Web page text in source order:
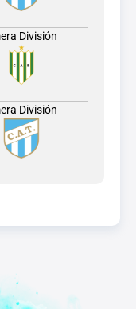
División
División